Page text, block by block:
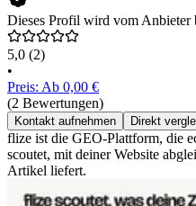
Dieses Profil wird vom Anbieter
5,0 (2)
•
Preis: Ab 0,00 €
(2 Bewertungen)
Kontakt aufnehmen Direkt
flize ist die GEO-Plattform, die
scoutet, mit deiner Website
Artikel liefert.